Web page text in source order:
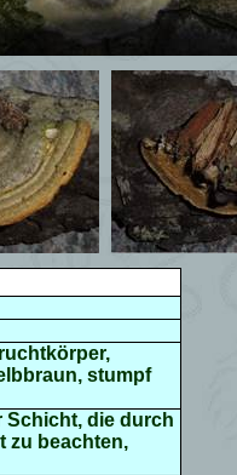
stumpf
Schicht, die durch
zu beachten,